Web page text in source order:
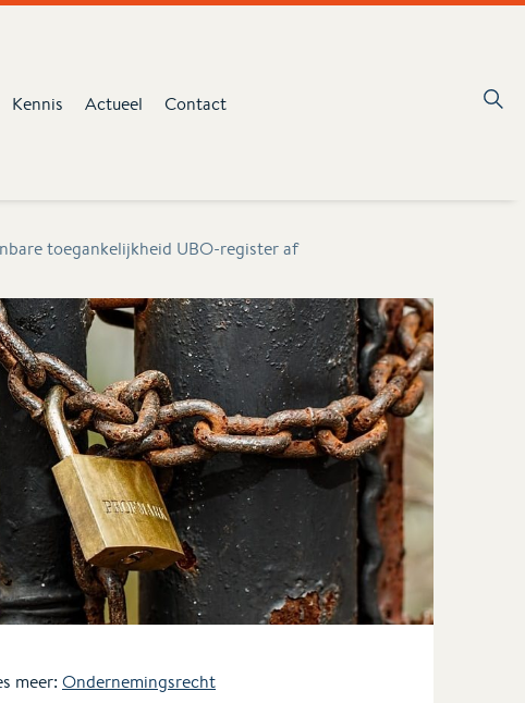
Kennis Actueel Contact
toegankelijkheid UBO-register af
meer: Ondernemingsrecht